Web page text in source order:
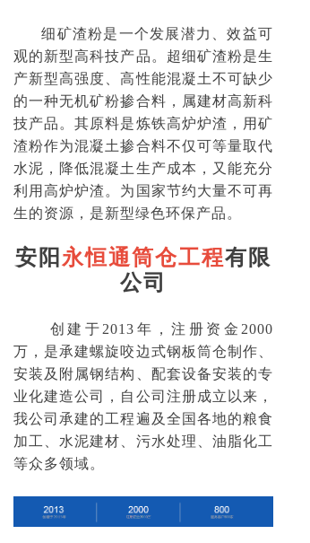
细矿渣粉是一个发展潜力、效益可
观的新型高科技产品。超细矿渣粉是生
产新型高强度、高性能混凝土不可缺少
的一种无机矿粉掺合料，属建材高新科
技产品。其原料是炼铁高炉炉渣，用矿
渣粉作为混凝土掺合料不仅可等量取代
水泥，降低混凝土生产成本，又能充分
利用高炉炉渣。为国家节约大量不可再
生的资源，是新型绿色环保产品。
安阳 永恒通筒仓工程有限
公司
创建于2013年，注册资金2000
万，是承建螺旋咬边式钢板筒仓制作、
安装及附属钢结构、配套设备安装的专
业化建造公司，自公司注册成立以来，
我公司承建的工程遍及全国各地的粮食
加工、水泥建材、污水处理、油脂化工
等众多领域。